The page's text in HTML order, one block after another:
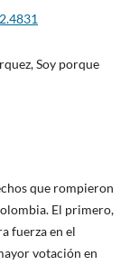
Soy porque
que rompieron
El primero,
fuerza en el
votación en